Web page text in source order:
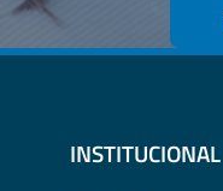
INSTITUCIONAL